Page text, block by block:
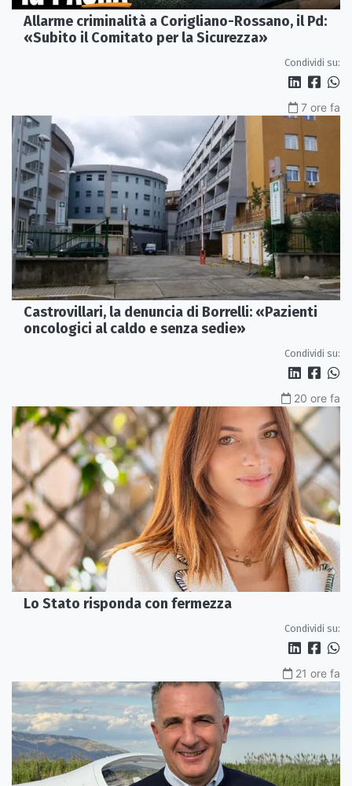
Allarme criminalità a Corigliano-Rossano, il Pd:
«Subito il Comitato per la Sicurezza»
Condividi su:
7 ore fa
Castrovillari, la denuncia di Borrelli: «Pazienti
oncologici al caldo e senza sedie»
Condividi su:
20 ore fa
Lo Stato risponda con fermezza
Condividi su:
21 ore fa